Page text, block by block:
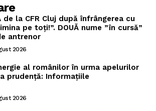
de la CFR Cluj după înfrângerea cu
pe toți!”. DOUĂ nume ”în cursă”
antrenor
2026
al românilor în urma apelurilor
prudență: Informațiile
2026